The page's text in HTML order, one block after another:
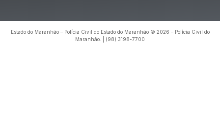
Estado do Maranhão – Polícia Civil do Estado do Maranhão © 2026 – Polícia Civil do
Maranhão. | (98) 3198-7700